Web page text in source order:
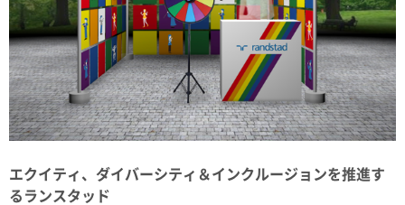
エクイティ、ダイバーシティ＆インクルージョンを推進す
るランスタッド